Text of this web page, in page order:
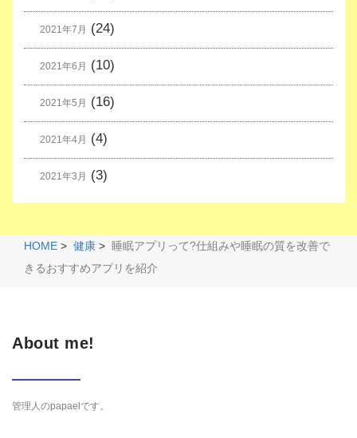
2021年7月 (24)
2021年6月 (10)
2021年5月 (16)
2021年4月 (4)
2021年3月 (3)
HOME > 健康 >
睡眠アプリって?仕組みや睡眠の質を改善で
きるおすすめアプリを紹介
About me!
管理人のpapaelです。